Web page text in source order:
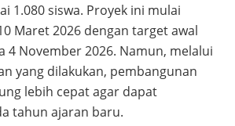
1.080 siswa. Proyek ini mulai
Maret 2026 dengan target awal
4 November 2026. Namun, melalui
yang dilakukan, pembangunan
lebih cepat agar dapat
tahun ajaran baru.